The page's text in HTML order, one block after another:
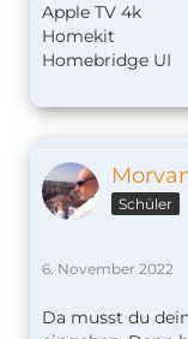
Apple TV 4k
Homekit
Homebridge UI
Schüler
6. November 2022
Da musst du